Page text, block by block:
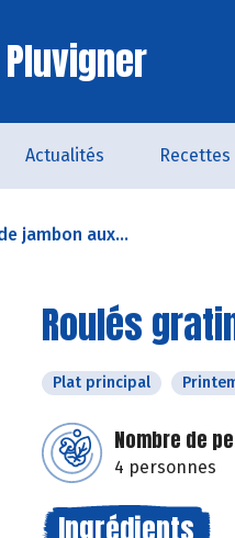
Actualités Recettes
jambon aux...
Roulés
Plat principal
Nombre de
4 personnes
Ingrédients